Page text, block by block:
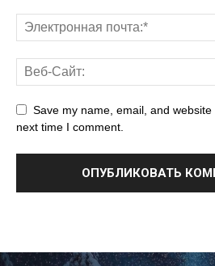
Save my name, email, and
next time I comment.